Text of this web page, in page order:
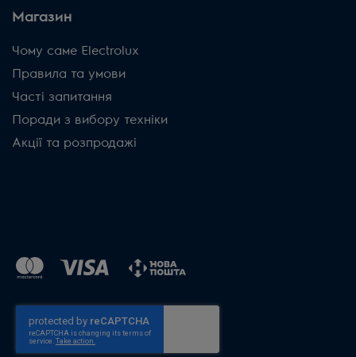
Магазин
Чому саме Electrolux
Правила та умови
Часті запитання
Поради з вибору техніки
Акції та розпродажі